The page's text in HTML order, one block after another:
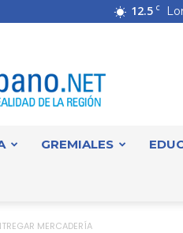
12.5 C
GREMIALES
MERCADERÍA